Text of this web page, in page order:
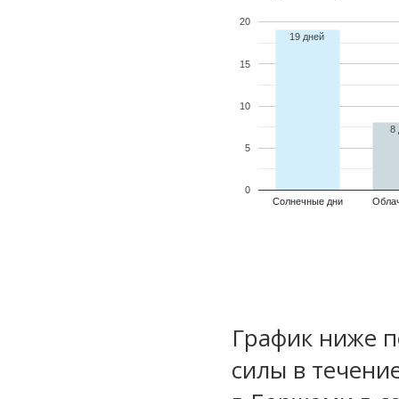
Солнечные дни
0
5
10
15
20
19 дней
8
График ниже
силы в